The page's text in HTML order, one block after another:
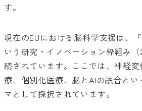
す。
現在のEUにおける脳科学支援は、
いう研究・イノベーション枠組み（
続されています。ここでは、神経
療、個別化医療、脳とAIの融合と
マとして採択されています。